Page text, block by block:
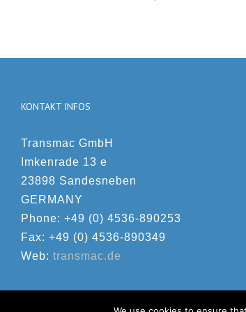
Barcodeleser
KONTAKT INFOS
Transmac GmbH
Imkenrade 13 e
23898 Sandesneben
GERMANY
Phone: +49 (0) 4536-890253
Fax: +49 (0) 4536-890349
Web: transmac.de